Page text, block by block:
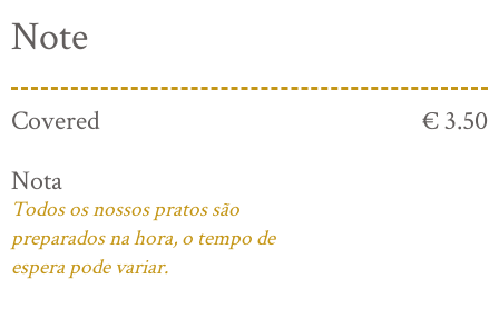
Note
Covered
€ 3.50
Nota
Todos os nossos pratos são
preparados na hora, o tempo de
espera pode variar.